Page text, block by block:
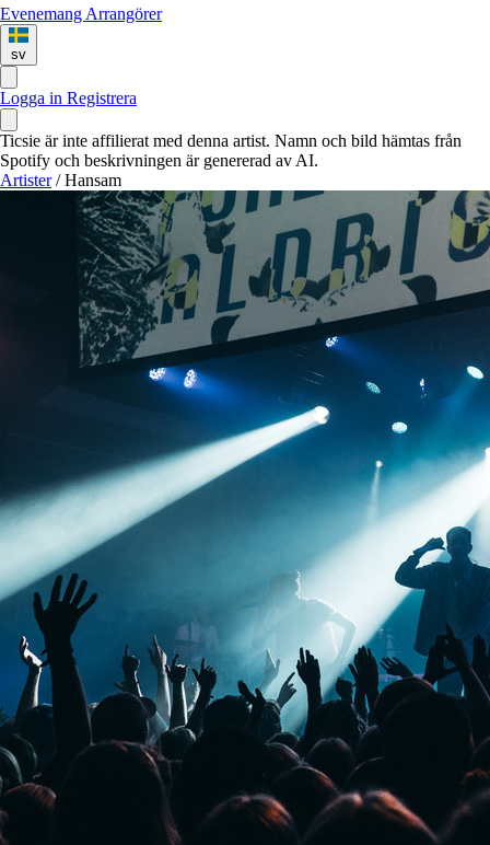
Evenemang Arrangörer
sv
Logga in Registrera
Ticsie är inte affilierat med denna artist. Namn och bild hämtas från
Spotify och beskrivningen är genererad av AI.
Artister / Hansam